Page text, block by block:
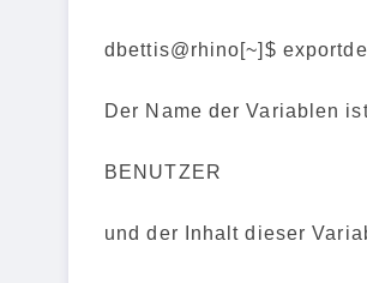
dbettis@rhino[~]$
Der Name der Variablen
BENUTZER
und der Inhalt dieser